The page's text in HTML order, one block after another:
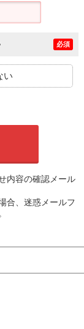
必須
い
内容の確認メール
合、迷惑メールフ